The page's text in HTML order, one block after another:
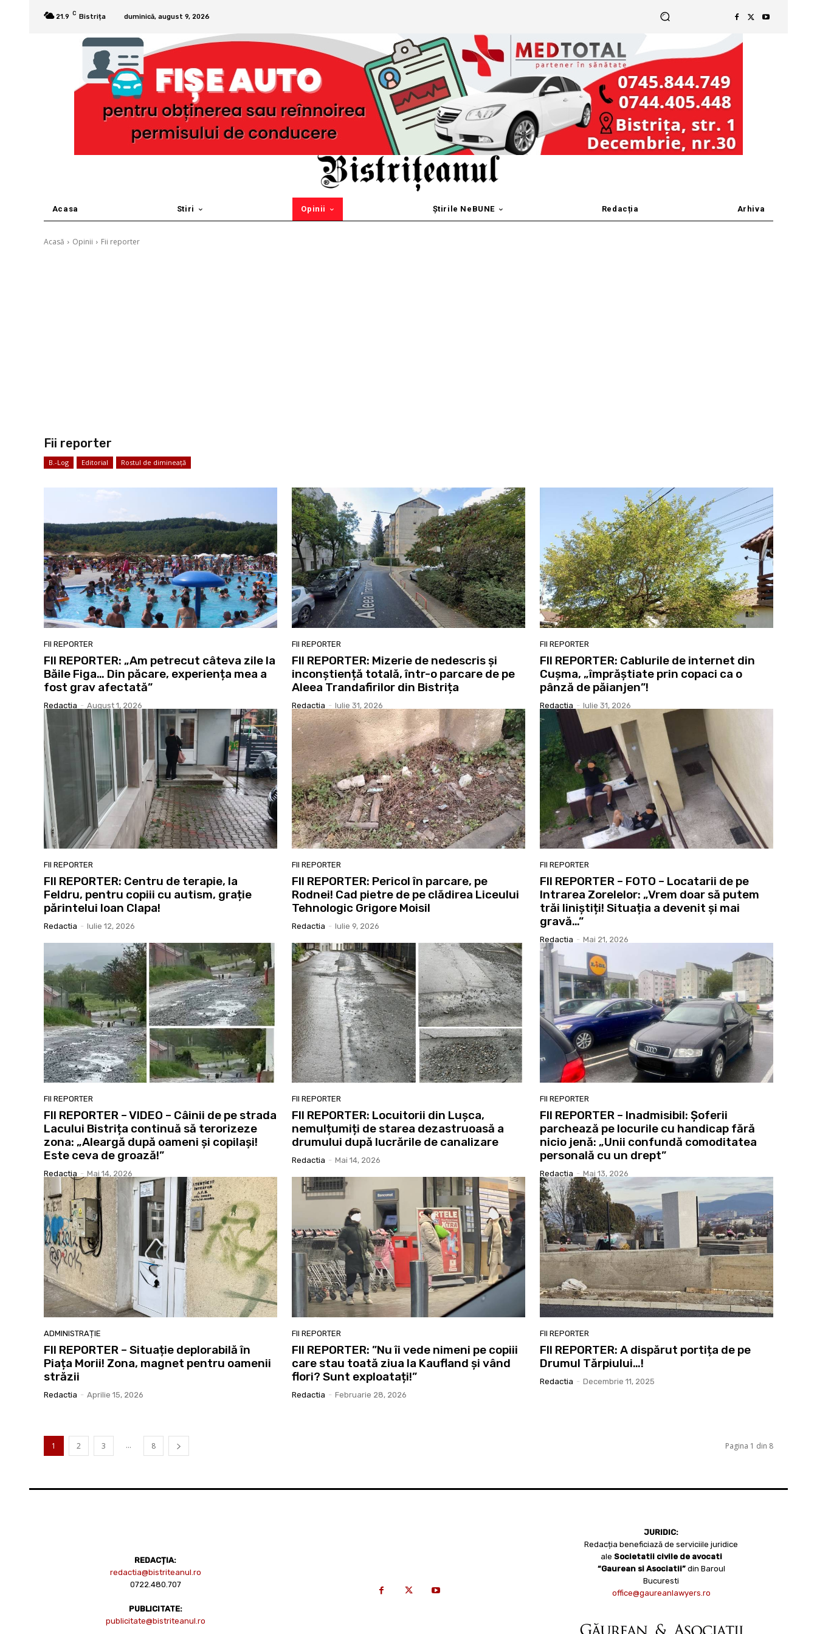
21.9 C Bistrița duminică, august 9, 2026
Acasa Stiri Opinii Știrile NeBUNE Redacția Arhiva
Acasă Opinii Fii reporter
Fii reporter
B.-Log Editorial Rostul de dimineață
FII REPORTER
FII REPORTER: „Am petrecut câteva zile la
Băile Figa… Din păcare, experiența mea a
fost grav afectată”
Redactia - August 1, 2026
FII REPORTER
FII REPORTER: Mizerie de nedescris și
inconștiență totală, într-o parcare de pe
Aleea Trandafirilor din Bistrița
Redactia - Iulie 31, 2026
FII REPORTER
FII REPORTER: Cablurile de internet din
Cușma, „împrăștiate prin copaci ca o
pânză de păianjen”!
Redactia - Iulie 31, 2026
FII REPORTER
FII REPORTER: Centru de terapie, la
Feldru, pentru copiii cu autism, grație
părintelui Ioan Clapa!
Redactia - Iulie 12, 2026
FII REPORTER
FII REPORTER: Pericol în parcare, pe
Rodnei! Cad pietre de pe clădirea Liceului
Tehnologic Grigore Moisil
Redactia - Iulie 9, 2026
FII REPORTER
FII REPORTER – FOTO – Locatarii de pe
Intrarea Zorelelor: „Vrem doar să putem
trăi liniștiți! Situația a devenit și mai
gravă…”
Redactia - Mai 21, 2026
FII REPORTER
FII REPORTER – VIDEO – Câinii de pe strada
Lacului Bistrița continuă să terorizeze
zona: „Aleargă după oameni și copilași!
Este ceva de groază!”
Redactia - Mai 14, 2026
FII REPORTER
FII REPORTER: Locuitorii din Lușca,
nemulțumiți de starea dezastruoasă a
drumului după lucrările de canalizare
Redactia - Mai 14, 2026
FII REPORTER
FII REPORTER – Inadmisibil: Șoferii
parchează pe locurile cu handicap fără
nicio jenă: „Unii confundă comoditatea
personală cu un drept”
Redactia - Mai 13, 2026
ADMINISTRAȚIE
FII REPORTER – Situație deplorabilă în
Piața Morii! Zona, magnet pentru oamenii
străzii
Redactia - Aprilie 15, 2026
FII REPORTER
FII REPORTER: ”Nu îi vede nimeni pe copiii
care stau toată ziua la Kaufland și vând
flori? Sunt exploatați!”
Redactia - Februarie 28, 2026
FII REPORTER
FII REPORTER: A dispărut portița de pe
Drumul Tărpiului…!
Redactia - Decembrie 11, 2025
1 2 3 ... 8 Pagina 1 din 8
REDACȚIA:
redactia@bistriteanul.ro
0722.480.707
PUBLICITATE:
publicitate@bistriteanul.ro
JURIDIC:
Redacția beneficiază de serviciile juridice
ale Societatii civile de avocati
“Gaurean si Asociatii” din Baroul
Bucuresti
office@gaureanlawyers.ro